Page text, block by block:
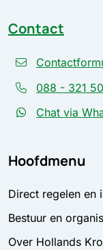
Contact
088 - 321
Chat via
Hoofdmenu
Direct regelen en
Bestuur en
Over Hollands